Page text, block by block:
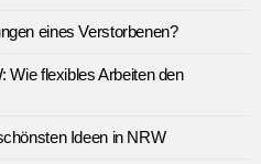
eines Verstorbenen?
Wie flexibles Arbeiten den
Ideen in NRW